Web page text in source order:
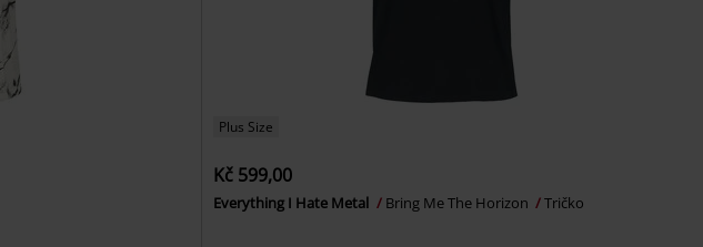
Plus Size
Kč 599,00
Everything I Hate Metal Bring Me The Horizon Tričko